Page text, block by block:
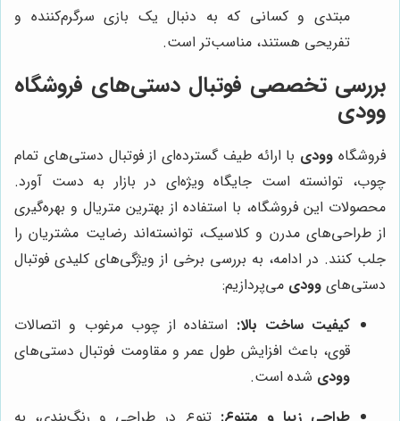
مبتدی و کسانی که به دنبال یک بازی سرگرم‌کننده و
تفریحی هستند، مناسب‌تر است.
بررسی تخصصی فوتبال دستی‌های فروشگاه
وودی
فروشگاه وودی با ارائه طیف گسترده‌ای از فوتبال دستی‌های تمام
چوب، توانسته است جایگاه ویژه‌ای در بازار به دست آورد.
محصولات این فروشگاه، با استفاده از بهترین متریال و بهره‌گیری
از طراحی‌های مدرن و کلاسیک، توانسته‌اند رضایت مشتریان را
جلب کنند. در ادامه، به بررسی برخی از ویژگی‌های کلیدی فوتبال
دستی‌های وودی می‌پردازیم:
کیفیت ساخت بالا: استفاده از چوب مرغوب و اتصالات
قوی، باعث افزایش طول عمر و مقاومت فوتبال دستی‌های
وودی شده است.